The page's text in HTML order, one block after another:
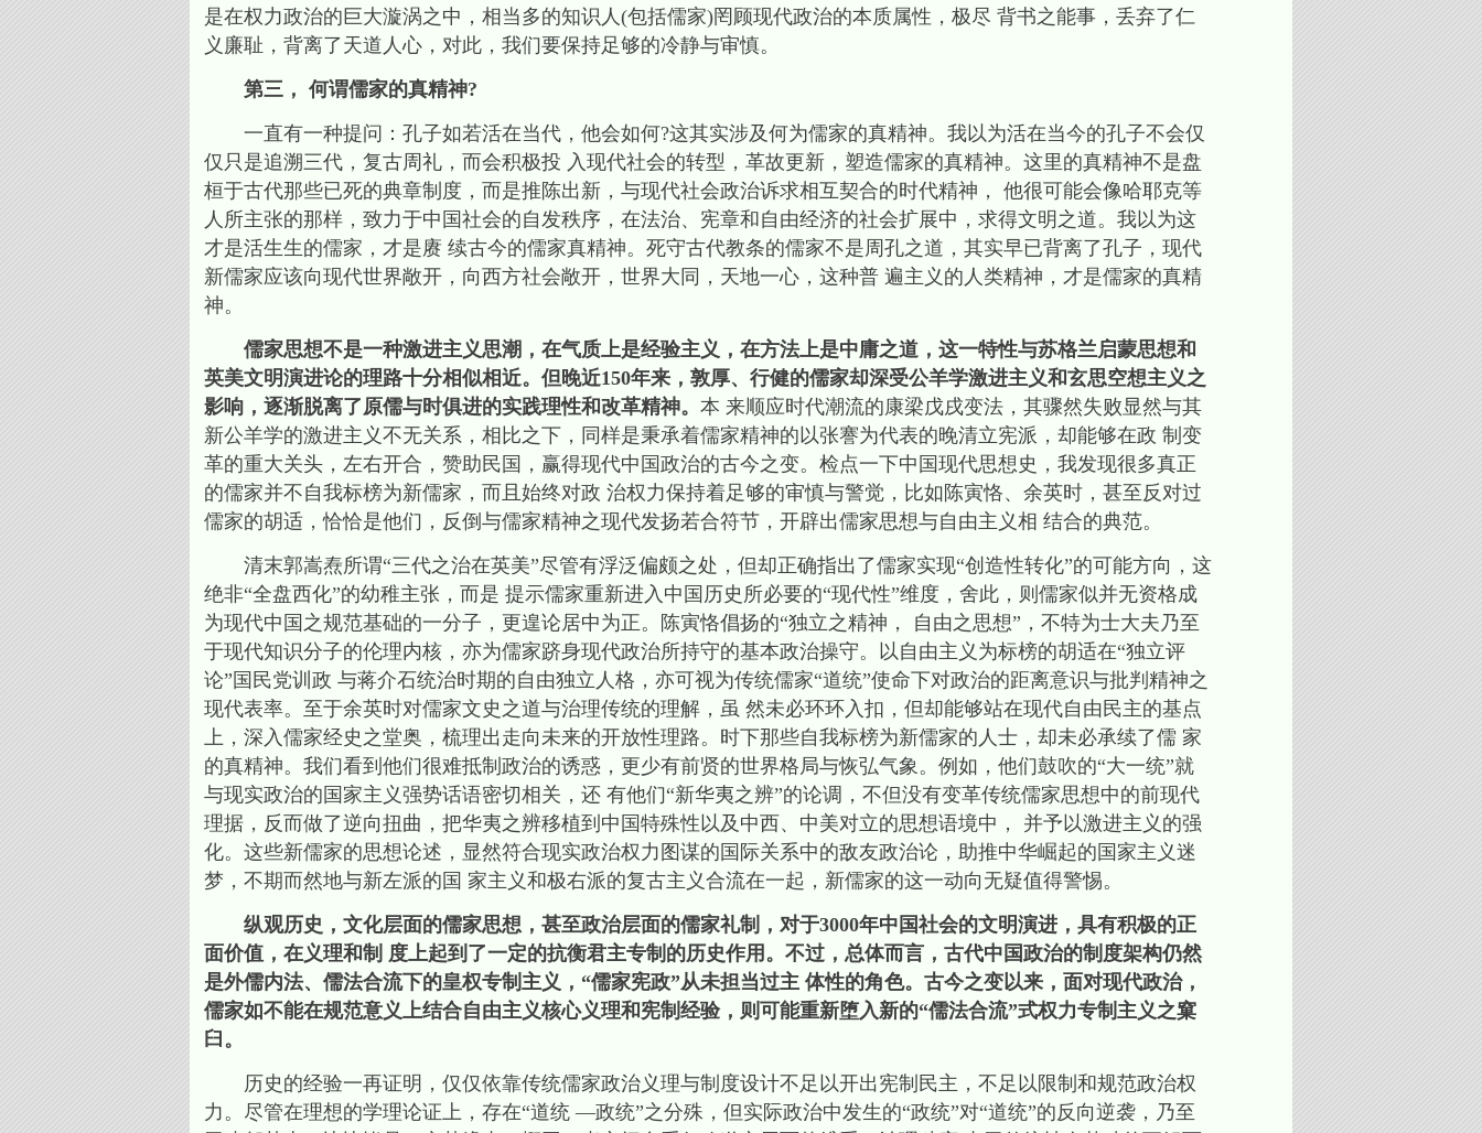
是在权力政治的巨大漩涡之中，相当多的知识人(包括儒家)罔顾现代政治的本质属性，极尽 背书之能事，丢弃了仁
义廉耻，背离了天道人心，对此，我们要保持足够的冷静与审慎。
第三， 何谓儒家的真精神?
一直有一种提问：孔子如若活在当代，他会如何?这其实涉及何为儒家的真精神。我以为活在当今的孔子不会仅
仅只是追溯三代，复古周礼，而会积极投 入现代社会的转型，革故更新，塑造儒家的真精神。这里的真精神不是盘
桓于古代那些已死的典章制度，而是推陈出新，与现代社会政治诉求相互契合的时代精神， 他很可能会像哈耶克等
人所主张的那样，致力于中国社会的自发秩序，在法治、宪章和自由经济的社会扩展中，求得文明之道。我以为这
才是活生生的儒家，才是赓 续古今的儒家真精神。死守古代教条的儒家不是周孔之道，其实早已背离了孔子，现代
新儒家应该向现代世界敞开，向西方社会敞开，世界大同，天地一心，这种普 遍主义的人类精神，才是儒家的真精
神。
儒家思想不是一种激进主义思潮，在气质上是经验主义，在方法上是中庸之道，这一特性与苏格兰启蒙思想和
英美文明演进论的理路十分相似相近。但晚近150年来，敦厚、行健的儒家却深受公羊学激进主义和玄思空想主义之
影响，逐渐脱离了原儒与时俱进的实践理性和改革精神。 本 来顺应时代潮流的康梁戊戌变法，其骤然失败显然与其
新公羊学的激进主义不无关系，相比之下，同样是秉承着儒家精神的以张謇为代表的晚清立宪派，却能够在政 制变
革的重大关头，左右开合，赞助民国，赢得现代中国政治的古今之变。检点一下中国现代思想史，我发现很多真正
的儒家并不自我标榜为新儒家，而且始终对政 治权力保持着足够的审慎与警觉，比如陈寅恪、余英时，甚至反对过
儒家的胡适，恰恰是他们，反倒与儒家精神之现代发扬若合符节，开辟出儒家思想与自由主义相 结合的典范。
清末郭嵩焘所谓“三代之治在英美”尽管有浮泛偏颇之处，但却正确指出了儒家实现“创造性转化”的可能方向，这
绝非“全盘西化”的幼稚主张，而是 提示儒家重新进入中国历史所必要的“现代性”维度，舍此，则儒家似并无资格成
为现代中国之规范基础的一分子，更遑论居中为正。陈寅恪倡扬的“独立之精神， 自由之思想”，不特为士大夫乃至
于现代知识分子的伦理内核，亦为儒家跻身现代政治所持守的基本政治操守。以自由主义为标榜的胡适在“独立评
论”国民党训政 与蒋介石统治时期的自由独立人格，亦可视为传统儒家“道统”使命下对政治的距离意识与批判精神之
现代表率。至于余英时对儒家文史之道与治理传统的理解，虽 然未必环环入扣，但却能够站在现代自由民主的基点
上，深入儒家经史之堂奥，梳理出走向未来的开放性理路。时下那些自我标榜为新儒家的人士，却未必承续了儒 家
的真精神。我们看到他们很难抵制政治的诱惑，更少有前贤的世界格局与恢弘气象。例如，他们鼓吹的“大一统”就
与现实政治的国家主义强势话语密切相关，还 有他们“新华夷之辨”的论调，不但没有变革传统儒家思想中的前现代
理据，反而做了逆向扭曲，把华夷之辨移植到中国特殊性以及中西、中美对立的思想语境中， 并予以激进主义的强
化。这些新儒家的思想论述，显然符合现实政治权力图谋的国际关系中的敌友政治论，助推中华崛起的国家主义迷
梦，不期而然地与新左派的国 家主义和极右派的复古主义合流在一起，新儒家的这一动向无疑值得警惕。
纵观历史，文化层面的儒家思想，甚至政治层面的儒家礼制，对于3000年中国社会的文明演进，具有积极的正
面价值，在义理和制 度上起到了一定的抗衡君主专制的历史作用。不过，总体而言，古代中国政治的制度架构仍然
是外儒内法、儒法合流下的皇权专制主义，“儒家宪政”从未担当过主 体性的角色。古今之变以来，面对现代政治，
儒家如不能在规范意义上结合自由主义核心义理和宪制经验，则可能重新堕入新的“儒法合流”式权力专制主义之窠
臼。
历史的经验一再证明，仅仅依靠传统儒家政治义理与制度设计不足以开出宪制民主，不足以限制和规范政治权
力。尽管在理想的学理论证上，存在“道统 —政统”之分殊，但实际政治中发生的“政统”对“道统”的反向逆袭，乃至